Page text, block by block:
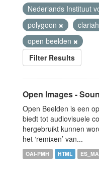
Nederlands Instituut
polygoon
open beelden
Filter Results
Open Images -
Open Beelden is een
biedt tot audiovisuele
hergebruikt kunnen
het ‘remixen’ van...
OAI-PMH HTML